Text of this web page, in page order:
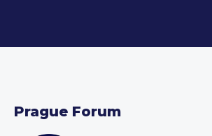
Prague Forum